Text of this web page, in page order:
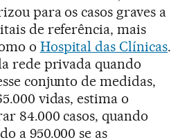
para os casos graves a
de referência, mais
o Hospital das Clínicas.
rede privada quando
conjunto de medidas,
vidas, estima o
84.000 casos, quando
a 950.000 se as